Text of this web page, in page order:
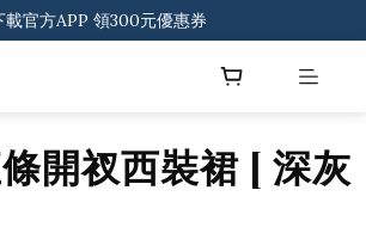
會員 一般會員滿$2000享免運
載官方APP 領300元優惠券
開衩西裝裙 [ 深灰